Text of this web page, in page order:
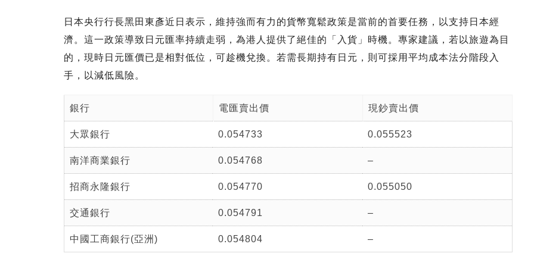
日本央行行長黑田東彥近日表示，維持強而有力的貨幣寬鬆政策是當前的首要任務，以支持日本經
濟。這一政策導致日元匯率持續走弱，為港人提供了絕佳的「入貨」時機。專家建議，若以旅遊為目
的，現時日元匯價已是相對低位，可趁機兌換。若需長期持有日元，則可採用平均成本法分階段入
手，以減低風險。
銀行 電匯賣出價 現鈔賣出價
大眾銀行 0.054733 0.055523
南洋商業銀行 0.054768 –
招商永隆銀行 0.054770 0.055050
交通銀行 0.054791 –
中國工商銀行(亞洲) 0.054804 –